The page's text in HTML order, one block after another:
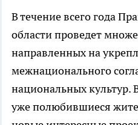
В течение всего года
области проведет
направленных на
межнационального
национальных культур.
уже полюбившиеся